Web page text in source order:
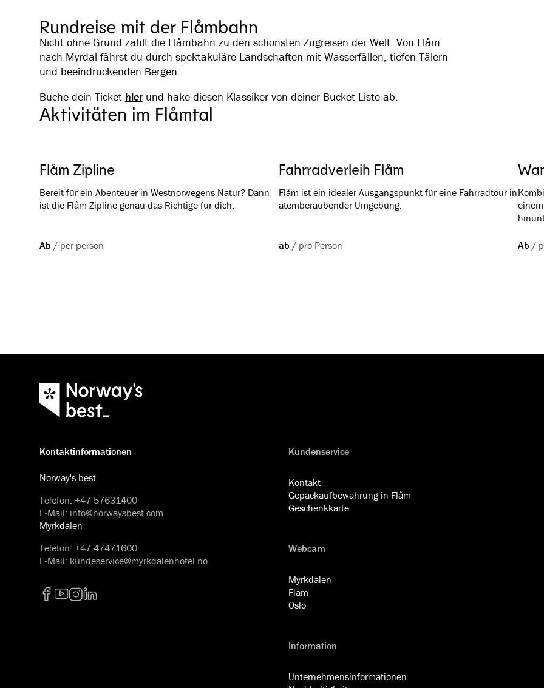
Rundreise mit der Flåmbahn
Nicht ohne Grund zählt die Flåmbahn zu den schönsten Zugreisen der Welt. Von Flåm
nach Myrdal fährst du durch spektakuläre Landschaften mit Wasserfällen, tiefen Tälern
und beeindruckenden Bergen.
Buche dein Ticket hierund hake diesen Klassiker von deiner Bucket-Liste ab.
Aktivitäten im Flåmtal
Flåm Zipline
Bereit für ein Abenteuer in Westnorwegens Natur? Dann
ist die Flåm Zipline genau das Richtige für dich.
Ab / per person
Fahrradverleih Flåm
Flåm ist ein idealer Ausgangspunkt für eine Fahrradtour in
atemberaubender Umgebung.
ab / pro Person Ab /
Kontaktinformationen
Norway's best
Telefon: +47 57631400
E-Mail: info@norwaysbest.com
Myrkdalen
Telefon: +47 47471600
E-Mail: kundeservice@myrkdalenhotel.no
Kundenservice
Kontakt
Gepäckaufbewahrung in Flåm
Geschenkkarte
Webcam
Myrkdalen
Flåm
Oslo
Information
Unternehmensinformationen